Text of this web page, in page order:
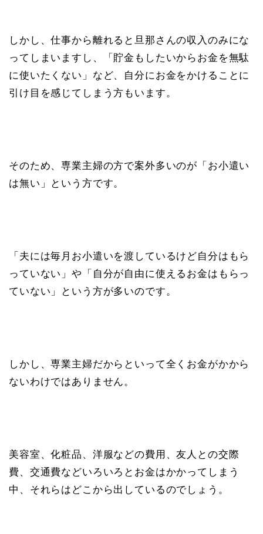
しかし、仕事から離れると旦那さんの収入のみにな
ってしまいますし、「貯金もしたいからお金を無駄
に使いたくない」など、自分にお金をかけることに
引け目を感じてしまう方もいます。
そのため、専業主婦の方で案外多いのが「お小遣い
は無い」という方です。
「夫には毎月お小遣いを渡しているけど自分はもら
っていない」や「自分が自由に使えるお金はもらっ
ていない」という方が多いのです。
しかし、専業主婦だからといって全くお金がかから
ないわけではありません。
美容室、化粧品、洋服などの費用、友人との交際
費、交通費などいろいろとお金はかかってしまう
中、それらはどこから出しているのでしょう。